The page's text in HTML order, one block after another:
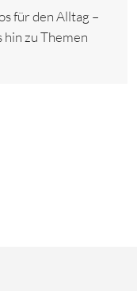
für den Alltag –
zu Themen